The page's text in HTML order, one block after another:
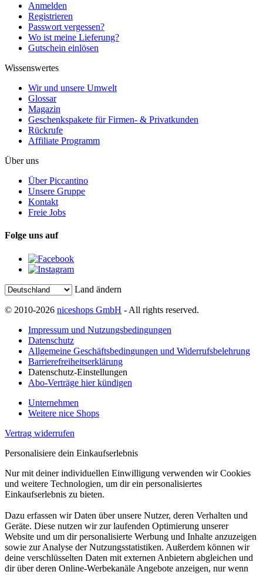
Anmelden
Registrieren
Passwort vergessen?
Wo ist meine Lieferung?
Gutschein einlösen
Wissenswertes
Wir und unsere Umwelt
Glossar
Magazin
Geschenkspakete für Firmen- & Privatkunden
Rückrufe
Affiliate Programm
Über uns
Über Piccantino
Unsere Gruppe
Kontakt
Freie Jobs
Folge uns auf
Land ändern
© 2010-2026 niceshops GmbH - All rights reserved.
Impressum und Nutzungsbedingungen
Datenschutz
Allgemeine Geschäftsbedingungen und Widerrufsbelehrung
Barrierefreiheitserklärung
Datenschutz-Einstellungen
Abo-Verträge hier kündigen
Unternehmen
Weitere nice Shops
Vertrag widerrufen
Personalisiere dein Einkaufserlebnis
Nur mit deiner individuellen Einwilligung verwenden wir Cookies
und weitere Technologien, um dir ein personalisiertes
Einkaufserlebnis zu bieten.
Dazu erfassen wir Daten über unsere Nutzer, deren Verhalten und
Geräte. Diese nutzen wir zur laufenden Optimierung unserer
Website und um dir personalisierte Werbung und Inhalte anzuzeigen
sowie zur Analyse der Nutzungsstatistiken. Außerdem können wir
deine verschlüsselten Daten mit externen Anbietern abgleichen und
dir über deren Online-Werbekanäle Angebote anzeigen, nur wenn